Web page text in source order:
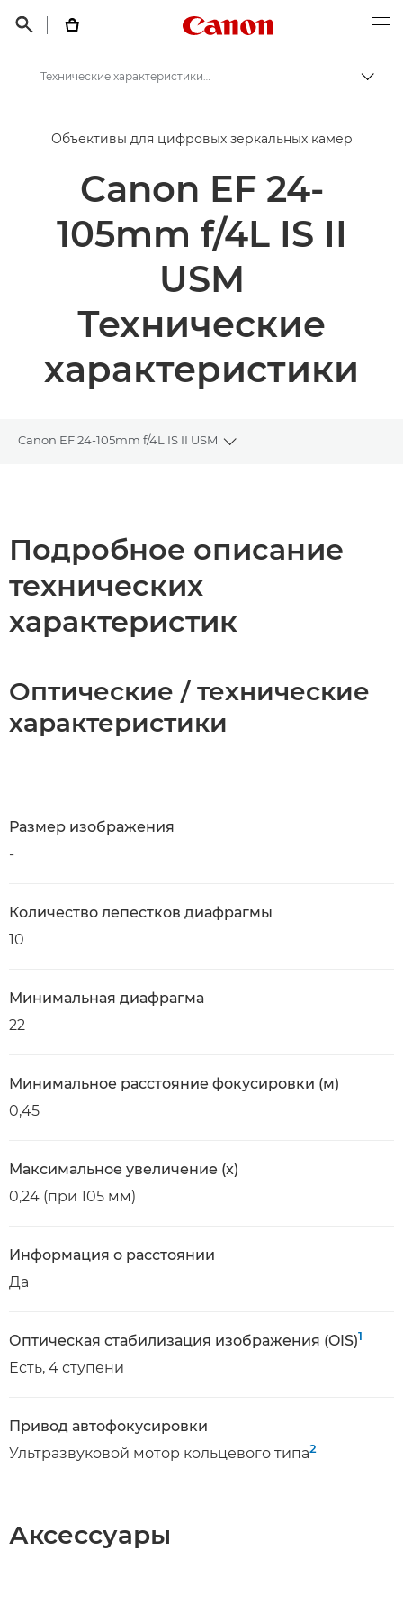
 
Canon Logo, back
Объективы для камер Canon
Объективы для цифровых зеркальных камер
Canon EF 24-
105mm f/4L IS II
USM
Технические
характеристики
Canon EF 24-105mm f/4L IS II USM
Toggle breadcrumbs
Подробное описание
технических
характеристик
Оптические / технические
характеристики
Размер изображения
-
Количество лепестков диафрагмы
10
Минимальная диафрагма
22
Минимальное расстояние фокусировки (м)
0,45
Максимальное увеличение (x)
0,24 (при 105 мм)
Информация о расстоянии
Да
Оптическая стабилизация изображения (OIS)1
Есть, 4 ступени
Привод автофокусировки
Ультразвуковой мотор кольцевого типа2
Аксессуары